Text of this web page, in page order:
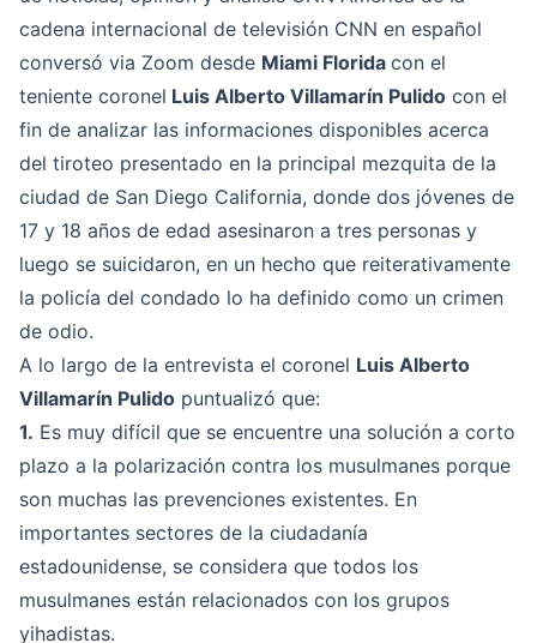
cadena internacional de televisión CNN en español
conversó via Zoom desde Miami Florida con el
teniente coronel Luis Alberto Villamarín Pulido con el
fin de analizar las informaciones disponibles acerca
del tiroteo presentado en la principal mezquita de la
ciudad de San Diego California, donde dos jóvenes de
17 y 18 años de edad asesinaron a tres personas y
luego se suicidaron, en un hecho que reiterativamente
la policía del condado lo ha definido como un crimen
de odio.
A lo largo de la entrevista el coronel Luis Alberto
Villamarín Pulido puntualizó que:
1. Es muy difícil que se encuentre una solución a corto
plazo a la polarización contra los musulmanes porque
son muchas las prevenciones existentes. En
importantes sectores de la ciudadanía
estadounidense, se considera que todos los
musulmanes están relacionados con los grupos
yihadistas.